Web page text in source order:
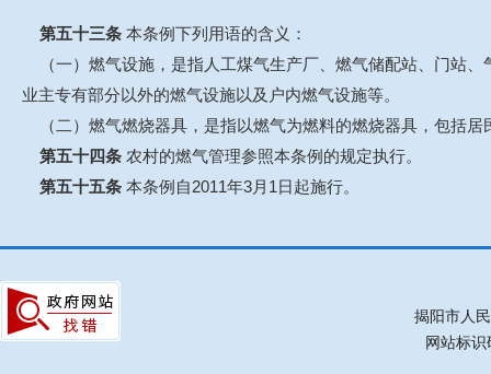
第五十三条 本条例下列用语的含义：
（一）燃气设施，是指人工煤气生产厂、燃气储配站、门站
业主专有部分以外的燃气设施以及户内燃气设施等。
（二）燃气燃烧器具，是指以燃气为燃料的燃烧器具，包括
第五十四条 农村的燃气管理参照本条例的规定执行。
第五十五条 本条例自2011年3月1日起施行。
揭阳市人
网站标